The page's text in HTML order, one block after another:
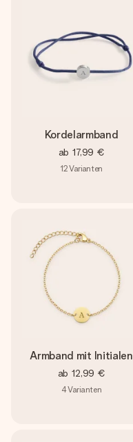
Kordelarmband
ab 17,99 €
12Varianten
Armband mit Initialen
ab 12,99 €
4Varianten